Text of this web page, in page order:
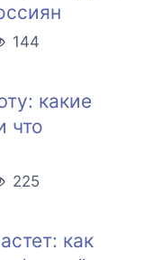
144
какие
что
225
как